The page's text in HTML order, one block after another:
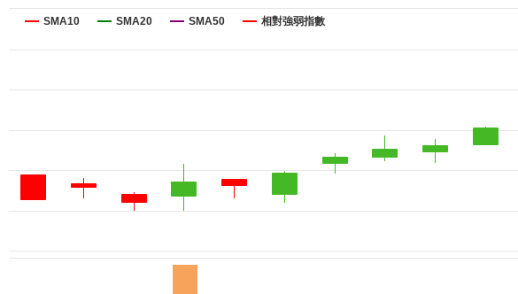
SMA10 SMA20 SMA50 相對強弱指數